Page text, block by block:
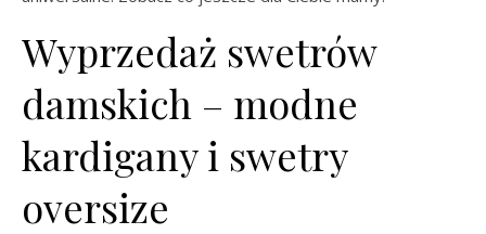
Wyprzedaż swetrów
damskich – modne
kardigany i swetry
oversize